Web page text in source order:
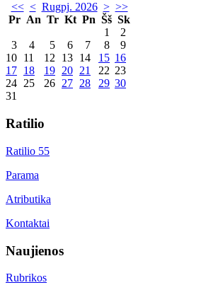
<< < Rugpj. 2026 > >>
Pr An Tr Kt Pn Šš Sk
1
2
3
4 5 6 7 8
9
10 11 12 13 14 15 16
17 18 19 20 21 22 23
24 25 26 27 28 29 30
31
Ratilio
Ratilio 55
Parama
Atributika
Kontaktai
Naujienos
Rubrikos